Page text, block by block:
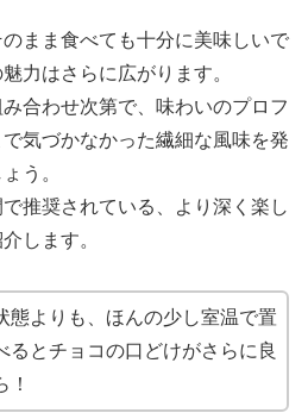
まま食べても十分に美味しいで
力はさらに広がります。
合わせ次第で、味わいのプロフ
気づかなかった繊細な風味を発
う。
推奨されている、より深く楽し
します。
態よりも、ほんの少し室温で置
るとチョコの口どけがさらに良
！